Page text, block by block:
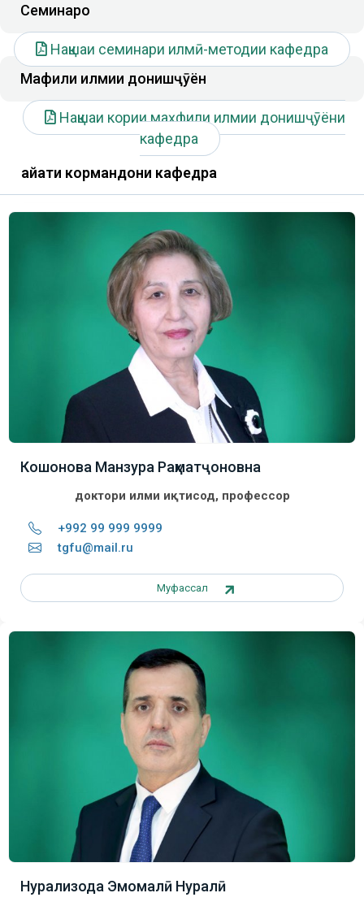
Семинарҳо
Нақшаи семинари илмӣ-методии кафедра
Маҳфили илмии донишҷӯён
Нақшаи кории маҳфили илмии донишҷӯёни
кафедра
Ҳайати кормандони кафедра
Кошонова Манзура Раҳматҷоновна
доктори илми иқтисод, профессор
+992 99 999 9999
tgfu@mail.ru
Муфассал
Нурализода Эмомалӣ Нуралӣ